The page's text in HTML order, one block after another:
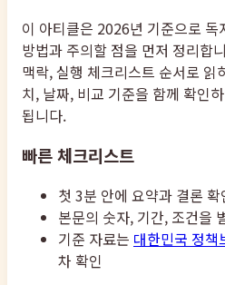
이 아티클은 2026년 기준으로 독
방법과 주의할 점을 먼저 정리합
맥락, 실행 체크리스트 순서로 읽
치, 날짜, 비교 기준을 함께 확인
됩니다.
빠른 체크리스트
첫 3분 안에 요약과 결론 확
본문의 숫자, 기간, 조건을
기준 자료는 대한민국 정책
차 확인